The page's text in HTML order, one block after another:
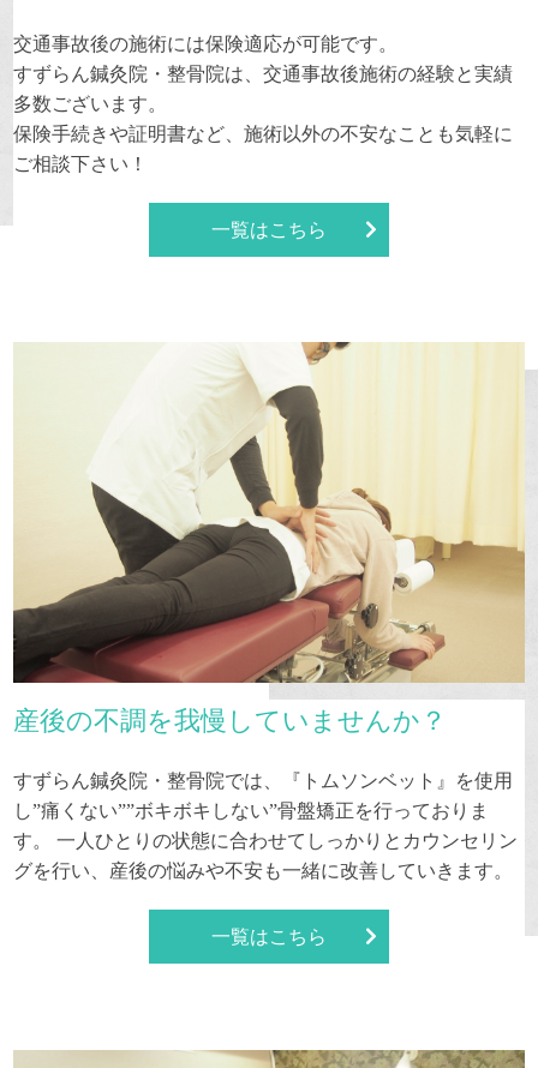
交通事故後の施術には保険適応が可能です。
すずらん鍼灸院・整骨院は、交通事故後施術の経験と実績
多数ございます。
保険手続きや証明書など、施術以外の不安なことも気軽に
ご相談下さい！
一覧はこちら
産後の不調を我慢していませんか？
すずらん鍼灸院・整骨院では、『トムソンベット』を使用
し”痛くない””ボキボキしない”骨盤矯正を行っておりま
す。 一人ひとりの状態に合わせてしっかりとカウンセリン
グを行い、産後の悩みや不安も一緒に改善していきます。
一覧はこちら